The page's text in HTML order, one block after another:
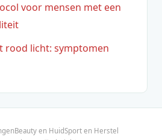
voor mensen met een
rood licht: symptomen
Beauty en HuidSport en Herstel